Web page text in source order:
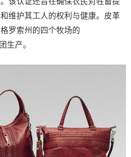
维护其工人的权利与健康。皮革
罗索州的四个牧场的
生产。